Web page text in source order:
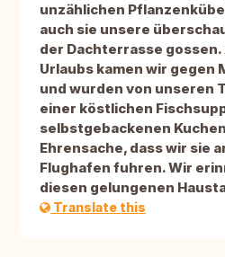
unzählichen
auch sie unsere
der Dachterrasse gossen.
Urlaubs kamen wir gegen
und wurden von unseren
einer köstlichen
selbstgebackenen
Ehrensache, dass wir sie
Flughafen fuhren. Wir
diesen gelungenen
Translate this